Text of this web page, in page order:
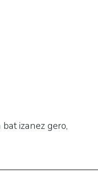
izanez gero,